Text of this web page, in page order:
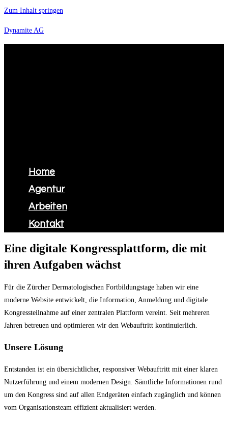
Zum Inhalt springen
Dynamite AG
Home
Agentur
Arbeiten
Kontakt
Eine digitale Kongressplattform, die mit
ihren Aufgaben wächst
Für die Zürcher Dermatologischen Fortbildungstage haben wir eine
moderne Website entwickelt, die Information, Anmeldung und digitale
Kongressteilnahme auf einer zentralen Plattform vereint. Seit mehreren
Jahren betreuen und optimieren wir den Webauftritt kontinuierlich.
Unsere Lösung
Entstanden ist ein übersichtlicher, responsiver Webauftritt mit einer klaren
Nutzerführung und einem modernen Design. Sämtliche Informationen rund
um den Kongress sind auf allen Endgeräten einfach zugänglich und können
vom Organisationsteam effizient aktualisiert werden.